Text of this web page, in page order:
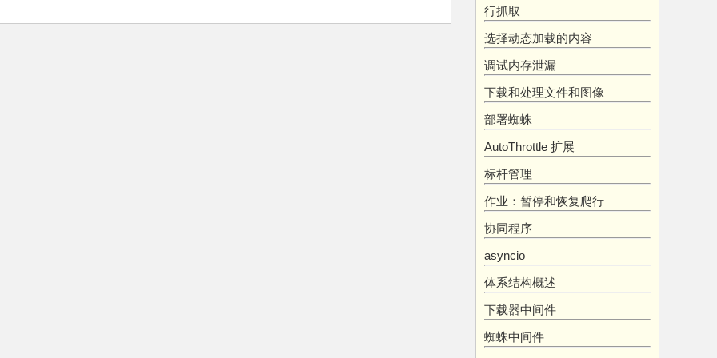
行抓取
选择动态加载的内容
调试内存泄漏
下载和处理文件和图像
部署蜘蛛
AutoThrottle 扩展
标杆管理
作业：暂停和恢复爬行
协同程序
asyncio
体系结构概述
下载器中间件
蜘蛛中间件